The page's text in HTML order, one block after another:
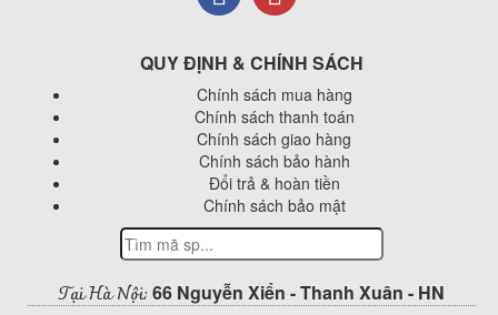
QUY ĐỊNH & CHÍNH SÁCH
Chính sách mua hàng
Chính sách thanh toán
Chính sách giao hàng
Chính sách bảo hành
Đổi trả & hoàn tiền
Chính sách bảo mật
Tại Hà Nội: 66 Nguyễn Xiển - Thanh Xuân - HN